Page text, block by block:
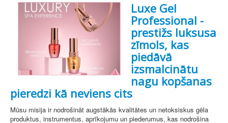
Luxe Gel
Professional -
prestižs luksusa
zīmols, kas
piedāvā
izsmalcinātu
nagu kopšanas
pieredzi kā neviens cits
Mūsu misija ir nodrošināt augstākās kvalitātes un netoksiskus gēla
produktus, instrumentus, aprīkojumu un piederumus, kas nodrošina